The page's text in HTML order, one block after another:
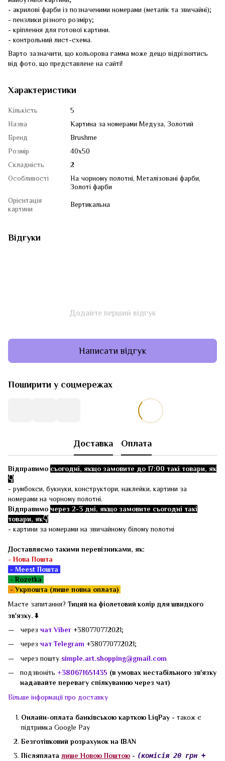
- акрилові фарби із позначеними номерами (металік та звичайні);
- пензлики різного розміру;
- кріплення для готової картини.
- контрольний лист-схема.
Варто зазначити, що кольорова гамма може дещо відрізнятись
від фото, що представлене на сайті!
Характеристики
Кількість
5
Назва
Картина за номерами Медуза, Золотий
Бренд
Brushme
Розмір
40x50
Складність
2
Особливості
На чорному полотні, Металізовані фарби,
Золоті фарби
Орієнтація
картини
Вертикальна
Відгуки
Додайте перший відгук
Написати відгук
Поширити у соцмережах
Доставка Оплата
Відправимо сьогодні, якщо замовите до 17:00 такі товари, як
👇
- румбокси, букнуки, конструктори, наклейки, картини за
номерами на чорному полотні.
Відправимо через 2-3 дні, якщо замовите сьогодні такі
товари, як👇
- картини за номерами на звичайному білому полотні
Доставляємо такими перевізниками, як:
-Нова Пошта
- Meest Пошта
- Rozetka
-Укрпошта (лише повна оплата)
Маєте запитання? Тицяй на фіолетовий колір для швидкого
зв'язку. ⬇️
через чат Viber +380770772021;
через чат Telegram +380770772021;
через пошту simple.art.shopping@gmail.com
подзвоніть +380671651435 (в умовах нестабільного зв'язку
надавайте перевагу спілкуванню через чат)
Більше інформації про доставку
Онлайн-оплата банківською карткою LiqPay - також є
підтримка Google Pay
Безготівковий розрахунок на IBAN
Післяплата лише Новою Поштою - (комісія 20 грн +